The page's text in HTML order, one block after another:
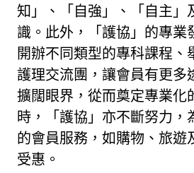
知」、「自強」、「自主」
識。此外，「護協」的專業
開辦不同類型的專科課程、
護理交流團，讓會員有更多
擴闊眼界，從而奠定專業化
時，「護協」亦不斷努力，
的會員服務，如購物、旅遊
受惠。